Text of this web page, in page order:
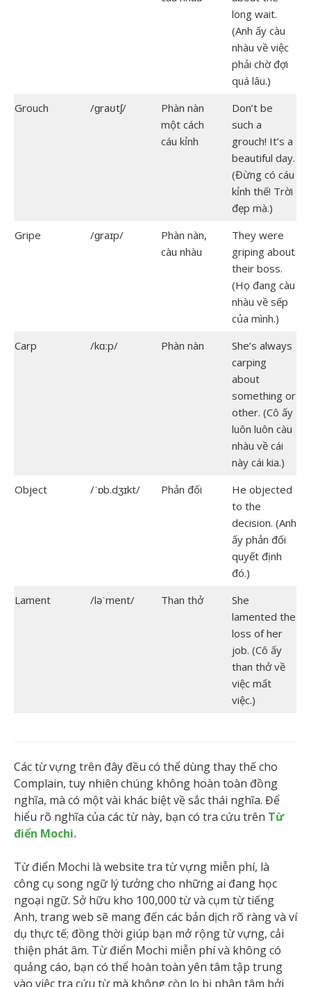
long wait.
(Anh ấy càu
nhàu về việc
phải chờ đợi
quá lâu.)
Grouch
/ɡraʊtʃ/
Phàn nàn
một cách
cáu kỉnh
Don’t be
such a
grouch! It’s a
beautiful day.
(Đừng có cáu
kỉnh thế! Trời
đẹp mà.)
Gripe
/ɡraɪp/
Phàn nàn,
càu nhàu
They were
griping about
their boss.
(Họ đang càu
nhàu về sếp
của mình.)
Carp
/kɑːp/ Phàn nàn
She’s always
carping
about
something or
other. (Cô ấy
luôn luôn càu
nhàu về cái
này cái kia.)
Object
/ˈɒb.dʒɪkt/ Phản đối
He objected
to the
decision. (Anh
ấy phản đối
quyết định
đó.)
Lament
/ləˈment/ Than thở
She
lamented the
loss of her
job. (Cô ấy
than thở về
việc mất
việc.)
Các từ vựng trên đây đều có thể dùng thay thế cho
Complain, tuy nhiên chúng không hoàn toàn đồng
nghĩa, mà có một vài khác biệt về sắc thái nghĩa. Để
hiểu rõ nghĩa của các từ này, bạn có tra cứu trên Từ
điển Mochi.
Từ điển Mochi là website tra từ vựng miễn phí, là
công cụ song ngữ lý tưởng cho những ai đang học
ngoại ngữ. Sở hữu kho 100,000 từ và cụm từ tiếng
Anh, trang web sẽ mang đến các bản dịch rõ ràng và ví
dụ thực tế; đồng thời giúp bạn mở rộng từ vựng, cải
thiện phát âm. Từ điển Mochi miễn phí và không có
quảng cáo, bạn có thể hoàn toàn yên tâm tập trung
vào việc tra cứu từ mà không còn lo bị phân tâm bởi